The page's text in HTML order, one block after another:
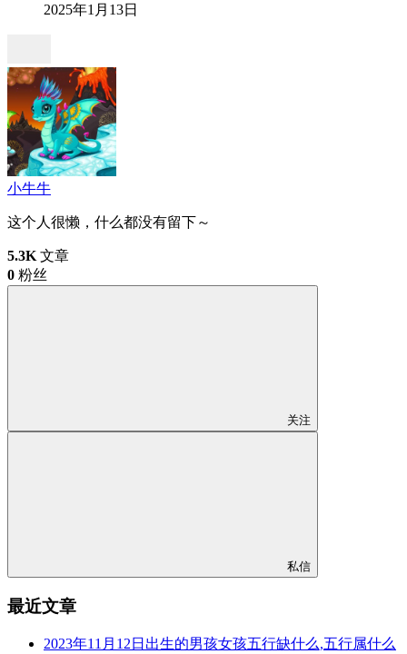
2025年1月13日
小牛牛
这个人很懒，什么都没有留下～
5.3K 文章
0 粉丝
关注
私信
最近文章
2023年11月12日出生的男孩女孩五行缺什么,五行属什么